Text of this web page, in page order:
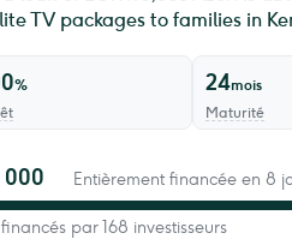
TV packages to families in
%
24mois
Maturité
000 Entièrement financée en 8
par 168 investisseurs